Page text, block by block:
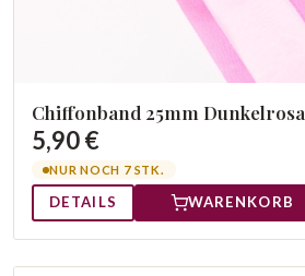
Chiffonband 25mm Dunkelrosa
5,90 €
NUR NOCH 7 STK.
DETAILS WARENKORB